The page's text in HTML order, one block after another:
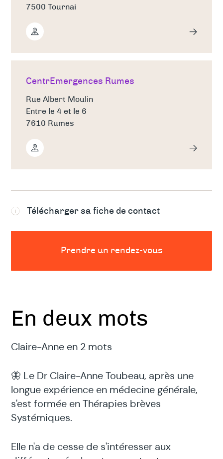
En deux mots
Claire-Anne en 2 mots
🦋 Le Dr Claire-Anne Toubeau, après une
longue expérience en médecine générale,
s'est formée en Thérapies brèves
Systémiques.
Elle n'a de cesse de s'intéresser aux
7500 Tournai
CentrEmergences Rumes
Rue Albert Moulin
Entre le 4 et le 6
7610 Rumes
Télécharger sa fiche de contact
Prendre un rendez-vous